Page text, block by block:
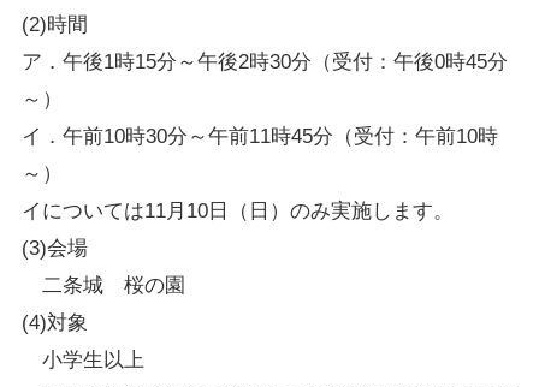
(2)時間
ア．午後1時15分～午後2時30分（受付：午後0時45分
～）
イ．午前10時30分～午前11時45分（受付：午前10時
～）
イについては11月10日（日）のみ実施します。
(3)会場
二条城 桜の園
(4)対象
小学生以上